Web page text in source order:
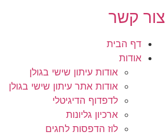
צור קשר
דף הבית
אודות
אודות עיתון שישי בגולן
אודות אתר עיתון שישי בגולן
לדפדוף הדיגיטלי
ארכיון גליונות
לוז הדפסות לחגים